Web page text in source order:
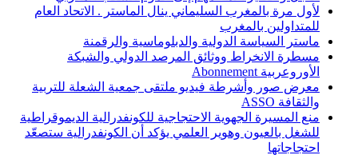
لأول مرة بالمغرب السليماني ينال الماستر . الاتحاد العام
للمتداولين بالمغرب
ماستر السياسة الدولية والدبلوماسية والرقمنة
مسطرة الانخراط ووثائق المرصد الدولي والشبكة
الأوروعربية Abonnement
معرض صور وأشرطة فيديو ملتقى جمعية الشعلة للتربية
والثقافة ASSO
منع المسيرة الجهوية الاحتجاجية للكونفدرالية الديموقراطية
للشغل بالعيون وهوير العلمي يؤكد أن الكونفدرالية ستصعّد
احتجاجاتها